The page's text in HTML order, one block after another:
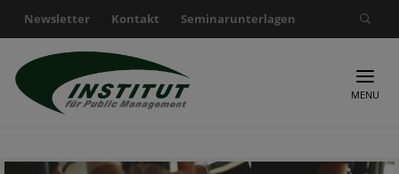
Newsletter Kontakt Seminarunterlagen
Suche nach:
MENU